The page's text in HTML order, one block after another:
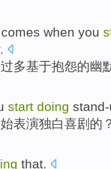
comes when you
.
过多基于抱怨的幽
start doing
表演独白喜剧的
that.